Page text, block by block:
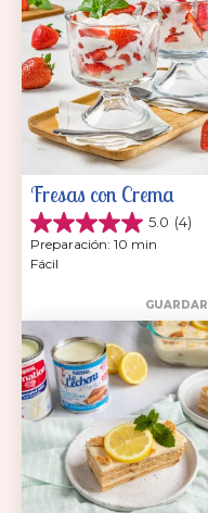
Fresas con Crema
5.0 (4)
5.0
de
5
Preparación: 10 min
Fácil
GUARDAR